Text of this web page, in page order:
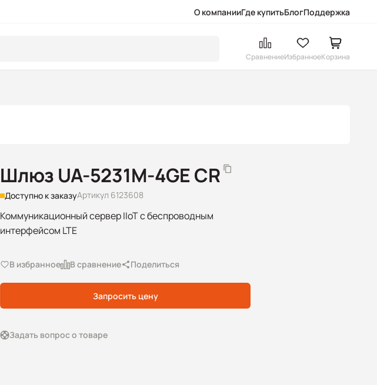
О компанииГде купитьБлогПоддержка
СравнениеИзбранноеКорзина
Шлюз UA-5231M-4GE CR
Доступно к заказуАртикул 6123608
Коммуникационный сервер IIoT с беспроводным
интерфейсом LTE
В избранное В сравнение Поделиться
Запросить цену
Задать вопрос о товаре